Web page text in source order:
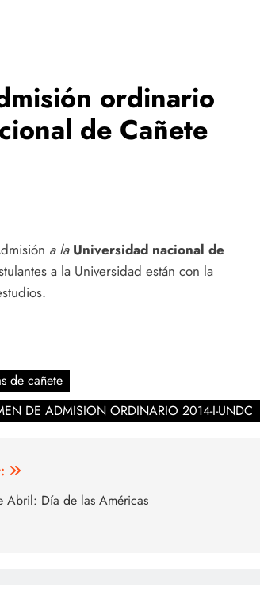
ordinario
de Cañete
a la Universidad nacional de
a la Universidad están con la
de cañete
DE ADMISION ORDINARIO 2014-I-UNDC
Abril: Día de las Américas